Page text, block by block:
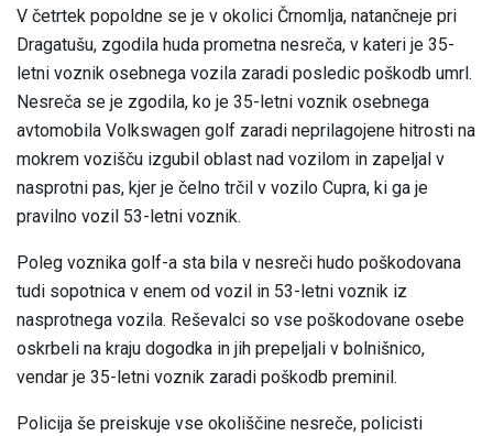
V četrtek popoldne se je v okolici Črnomlja, natančneje pri
Dragatušu, zgodila huda prometna nesreča, v kateri je 35-
letni voznik osebnega vozila zaradi posledic poškodb umrl.
Nesreča se je zgodila, ko je 35-letni voznik osebnega
avtomobila Volkswagen golf zaradi neprilagojene hitrosti na
mokrem vozišču izgubil oblast nad vozilom in zapeljal v
nasprotni pas, kjer je čelno trčil v vozilo Cupra, ki ga je
pravilno vozil 53-letni voznik.
Poleg voznika golf-a sta bila v nesreči hudo poškodovana
tudi sopotnica v enem od vozil in 53-letni voznik iz
nasprotnega vozila. Reševalci so vse poškodovane osebe
oskrbeli na kraju dogodka in jih prepeljali v bolnišnico,
vendar je 35-letni voznik zaradi poškodb preminil.
Policija še preiskuje vse okoliščine nesreče, policisti